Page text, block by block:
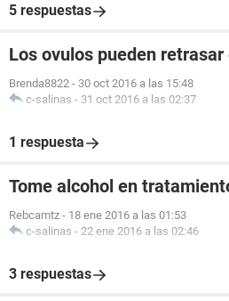
5 respuestas
Los ovulos pueden retrasar
Brenda8822 - 30 oct 2016 a las 15:48
c-salinas - 31 oct 2016 a las 02:37
1 respuesta
Tome alcohol en
Rebcamtz - 18 ene 2016 a las 01:53
c-salinas - 22 ene 2016 a las 02:46
3 respuestas